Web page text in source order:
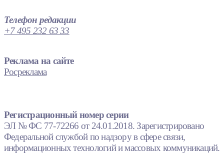
Телефон редакции
+7 495 232 63 33
Реклама на сайте
Росреклама
Регистрационный номер серии
ЭЛ № ФС 77-72266 от 24.01.2018. Зарегистрировано
Федеральной службой по надзору в сфере связи,
информационных технологий и массовых коммуникаций.